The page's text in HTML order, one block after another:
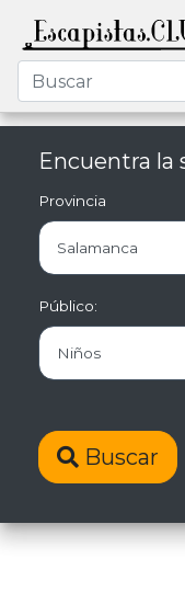
Encuentra la
Provincia
Público:
Buscar